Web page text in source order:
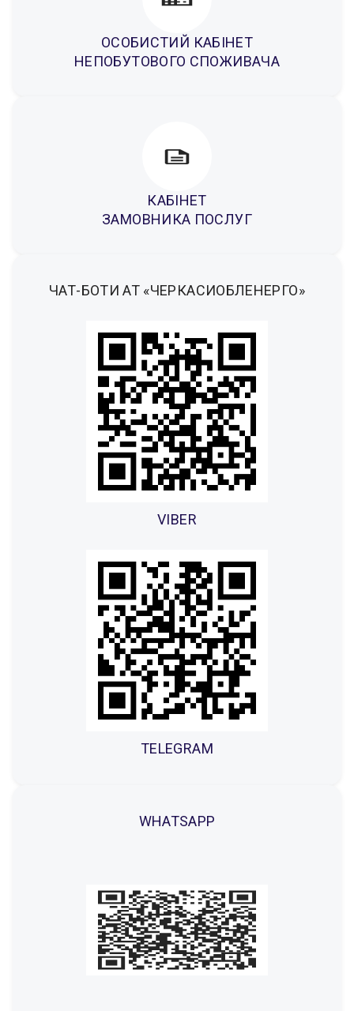
ОСОБИСТИЙ КАБІНЕТ
НЕПОБУТОВОГО СПОЖИВАЧА
КАБІНЕТ
ЗАМОВНИКА ПОСЛУГ
ЧАТ-БОТИ АТ «ЧЕРКАСИОБЛЕНЕРГО»
VIBER
TELEGRAM
WHATSAPP